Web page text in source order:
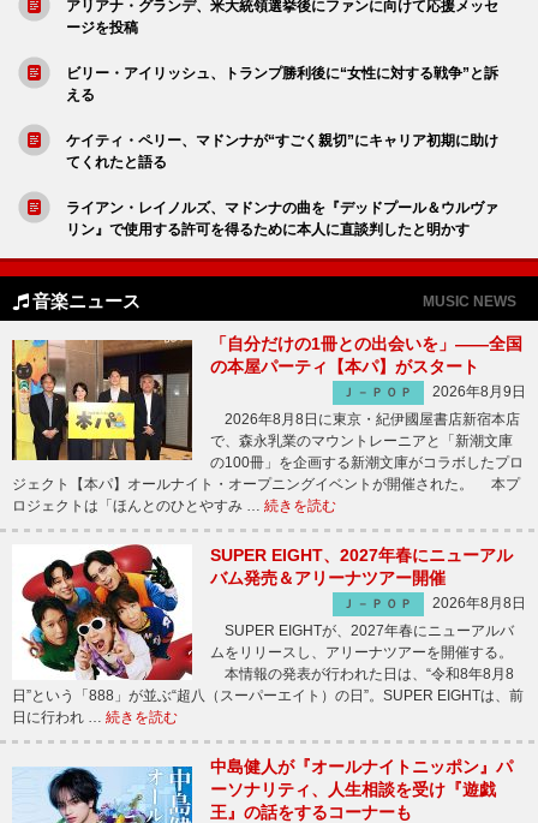
アリアナ・グランデ、米大統領選挙後にファンに向けて応援メッセ
ージを投稿
ビリー・アイリッシュ、トランプ勝利後に“女性に対する戦争”と訴
える
ケイティ・ペリー、マドンナが“すごく親切”にキャリア初期に助け
てくれたと語る
ライアン・レイノルズ、マドンナの曲を『デッドプール＆ウルヴァ
リン』で使用する許可を得るために本人に直談判したと明かす
音楽ニュース MUSIC NEWS
「自分だけの1冊との出会いを」――全国
の本屋パーティ【本パ】がスタート
Ｊ－ＰＯＰ
2026年8月9日
2026年8月8日に東京・紀伊國屋書店新宿本店
で、森永乳業のマウントレーニアと「新潮文庫
の100冊」を企画する新潮文庫がコラボしたプロ
ジェクト【本パ】オールナイト・オープニングイベントが開催された。 本プ
ロジェクトは「ほんとのひとやすみ … 続きを読む
SUPER EIGHT、2027年春にニューアル
バム発売＆アリーナツアー開催
Ｊ－ＰＯＰ
2026年8月8日
SUPER EIGHTが、2027年春にニューアルバ
ムをリリースし、アリーナツアーを開催する。
本情報の発表が行われた日は、“令和8年8月8
日”という「888」が並ぶ“超八（スーパーエイト）の日”。SUPER EIGHTは、前
日に行われ … 続きを読む
中島健人が『オールナイトニッポン』パ
ーソナリティ、人生相談を受け『遊戯
王』の話をするコーナーも